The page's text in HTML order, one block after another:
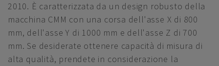
2010. È caratterizzata da un design robusto della
macchina CMM con una corsa dell'asse X di 800
mm, dell'asse Y di 1000 mm e dell'asse Z di 700
mm. Se desiderate ottenere capacità di misura di
alta qualità, prendete in considerazione la